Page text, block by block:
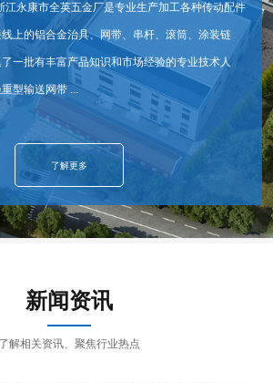
江永康市全英五金厂是专业生产加工各种传动配件
上的铝合金治具、网带、串杆、滚筒、涂装链
一批有丰富产品知识和市场经验的专业技术人
型输送网带 ...
了解更多
新闻资讯
了解相关资讯、聚焦行业热点